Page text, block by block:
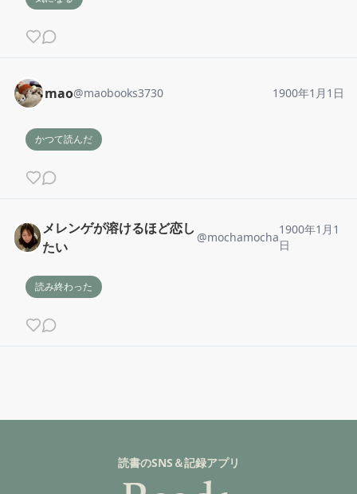
mao@maobooks3730 1900年1月1日
かつて読んだ
メレンゲが溶けるほど恋し
たい
@mochamocha
1900年1月1
日
読み終わった
読書のSNS＆記録アプリ